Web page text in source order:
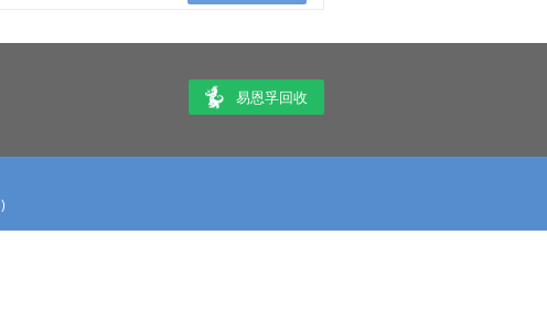
易恩孚回收
)